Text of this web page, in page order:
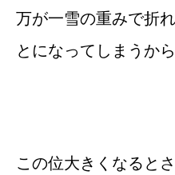
万が一雪の重みで折
とになってしまうか
この位大きくなると